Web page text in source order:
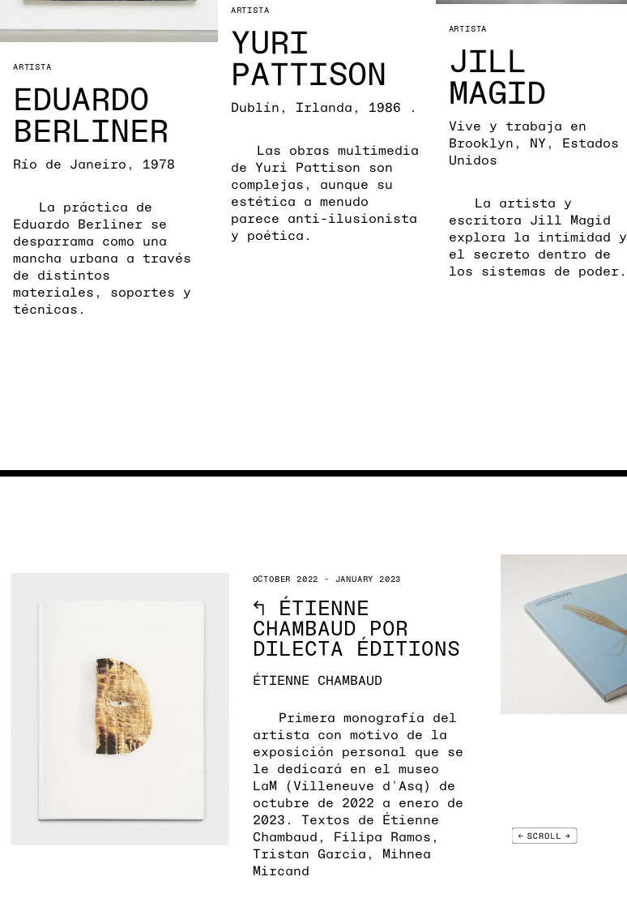
ARTISTA
EDUARDO
BERLINER
Río de Janeiro, 1978
La práctica de
Eduardo Berliner se
desparrama como una
mancha urbana a través
de distintos
materiales, soportes y
técnicas.
ARTISTA
YURI
PATTISON
Dublín, Irlanda, 1986 .
Las obras multimedia
de Yuri Pattison son
complejas, aunque su
estética a menudo
parece anti-ilusionista
y poética.
ARTISTA
JILL
MAGID
Vive y trabaja en
Brooklyn, NY, Estados
Unidos
La artista y
escritora Jill Magid
explora la intimidad y
el secreto dentro de
los sistemas de poder.
OCTOBER 2022 - JANUARY 2023
↖
ÉTIENNE
CHAMBAUD POR
DILECTA ÉDITIONS
ÉTIENNE CHAMBAUD
Primera monografía del
artista con motivo de la
exposición personal que se
le dedicará en el museo
LaM (Villeneuve d'Asq) de
octubre de 2022 a enero de
2023. Textos de Étienne
Chambaud, Filipa Ramos,
Tristan Garcia, Mihnea
Mircand